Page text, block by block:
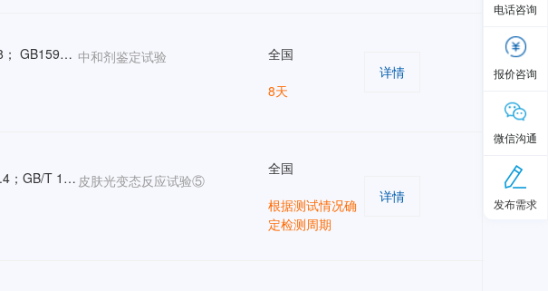
GB15979-2002 B8； GB15979-2002 B7；消毒技术规范2002版 2.1.9.1 中和剂鉴定试验 全国
8天
详情
GB 27951-2011 5.4；GB/T 16886.10-2017；ISO 10993-10:2010；GB/T 14233.2-2005；GB/T 16175-2008；消毒技术规范(2002)2.3.3；GB 15979-2002附录A；GB 19192-2003；YBB 00072003-2015；GB 7919-1987 5.6；化妆品安全技术规范（2015年版）第六章毒理学试验方法4；卫生部《消毒技术规范》(2002年版）2.3.3；卫生部《消毒技术规范》(2002年版）2.3.6；化妆品安全性评价程序和方法GB 7919-1987 5.3；化妆品安全技术规范（2015年版）第六章毒理学试验方法6；GB 7919-1987 5.5；化妆品安全技术规范（2015年版）第六章毒理学试验方法7；消毒技术规范（卫生部2002年版）第三部分（3.17.6）； 皮肤光变态反应试验⑤
全国
根据测试情况确
定检测周期
详情
电话咨询
报价咨询
微信沟通
发布需求